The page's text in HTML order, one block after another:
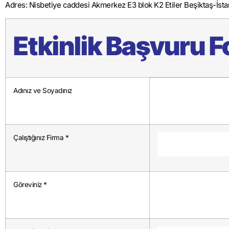
Adres: Nisbetiye caddesi Akmerkez E3 blok K2 Etiler Beşiktaş-
Etkinlik Başvuru
Adınız ve Soyadınız
Çalıştığınız Firma *
Göreviniz *